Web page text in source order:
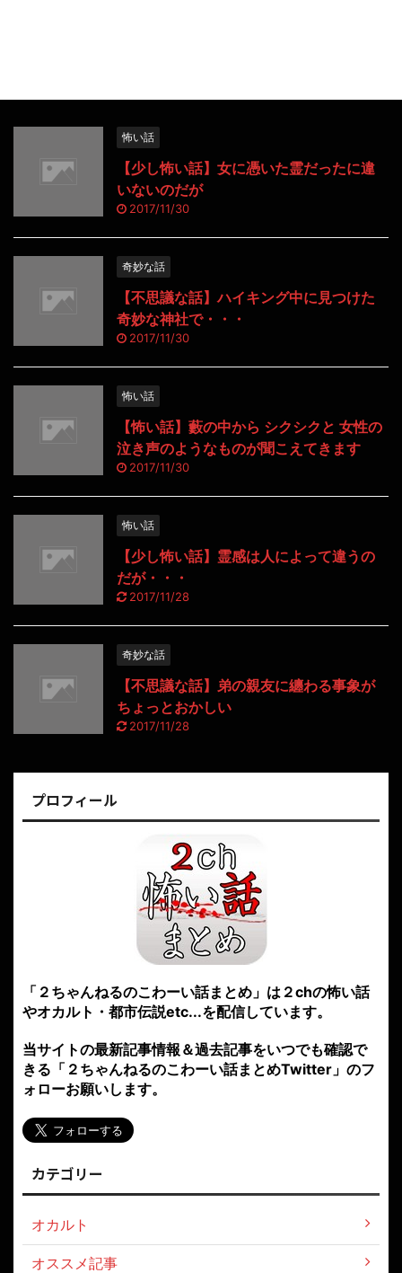
怖い話
【少し怖い話】女に憑いた霊だったに違
いないのだが
2017/11/30
奇妙な話
【不思議な話】ハイキング中に見つけた
奇妙な神社で・・・
2017/11/30
怖い話
【怖い話】藪の中から シクシクと 女性の
泣き声のようなものが聞こえてきます
2017/11/30
怖い話
【少し怖い話】霊感は人によって違うの
だが・・・
2017/11/28
奇妙な話
【不思議な話】弟の親友に纏わる事象が
ちょっとおかしい
2017/11/28
プロフィール
「２ちゃんねるのこわーい話まとめ」は２chの怖い話
やオカルト・都市伝説etc...を配信しています。
当サイトの最新記事情報＆過去記事をいつでも確認で
きる「２ちゃんねるのこわーい話まとめTwitter」のフ
ォローお願いします。
カテゴリー
オカルト
オススメ記事